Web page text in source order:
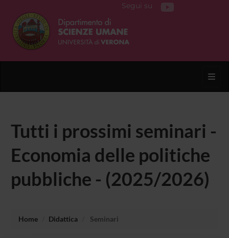
Segui su
Tutti i prossimi seminari -
Economia delle politiche
pubbliche - (2025/2026)
Home Didattica Seminari